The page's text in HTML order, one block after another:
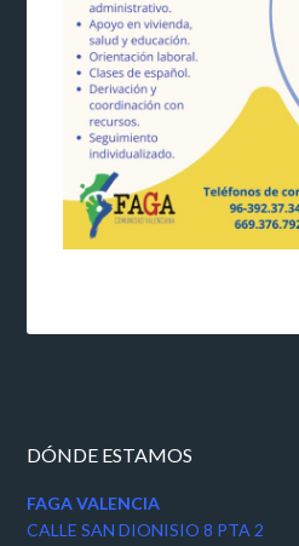
DÓNDE ESTAMOS
FAGA VALENCIA
CALLE SAN DIONISIO 8 PTA 2